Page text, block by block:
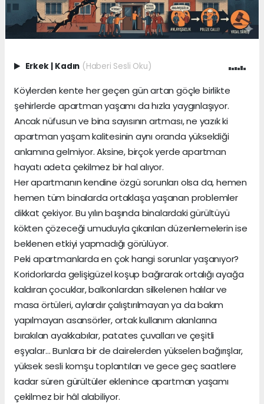
Erkek Kadın (Haberi Sesli Oku)
Köylerden kente her geçen gün artan göçle birlikte
şehirlerde apartman yaşamı da hızla yaygınlaşıyor.
Ancak nüfusun ve bina sayısının artması, ne yazık ki
apartman yaşam kalitesinin aynı oranda yükseldiği
anlamına gelmiyor. Aksine, birçok yerde apartman
hayatı adeta çekilmez bir hal alıyor.
Her apartmanın kendine özgü sorunları olsa da, hemen
hemen tüm binalarda ortaklaşa yaşanan problemler
dikkat çekiyor. Bu yılın başında binalardaki gürültüyü
kökten çözeceği umuduyla çıkarılan düzenlemelerin ise
beklenen etkiyi yapmadığı görülüyor.
Peki apartmanlarda en çok hangi sorunlar yaşanıyor?
Koridorlarda gelişigüzel koşup bağırarak ortalığı ayağa
kaldıran çocuklar, balkonlardan silkelenen halılar ve
masa örtüleri, aylardır çalıştırılmayan ya da bakım
yapılmayan asansörler, ortak kullanım alanlarına
bırakılan ayakkabılar, patates çuvalları ve çeşitli
eşyalar… Bunlara bir de dairelerden yükselen bağırışlar,
yüksek sesli komşu toplantıları ve gece geç saatlere
kadar süren gürültüler eklenince apartman yaşamı
çekilmez bir hâl alabiliyor.